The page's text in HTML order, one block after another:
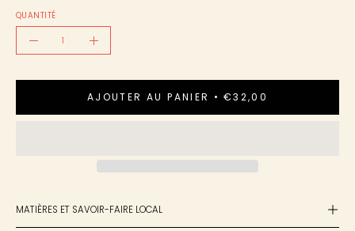
QUANTITÉ
Quantité
Augmenter
quantité
AJOUTER AU PANIER €32,00
MATIÈRES ET SAVOIR-FAIRE LOCAL